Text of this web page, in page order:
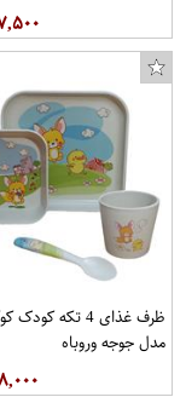
ظرف غذای 4 تکه
مدل جوجه وروباه